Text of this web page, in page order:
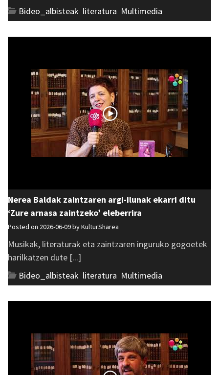
Bideo_albisteak literatura Multimedia
Nerea Baldak zaintzaren argi-ilunak ekarri ditu
‘Zure arnasa zaintzeko’ eleberrira
Posted on 2026-06-09 byKulturSharea
Musikak, literaturak eta zaintzaren inguruko gogoetek
harilkatzen dute [...]
Bideo_albisteak literatura Multimedia